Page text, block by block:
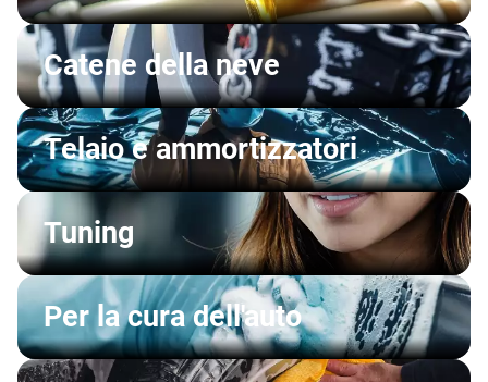
Catene della neve
Telaio e ammortizzatori
Tuning
Per la cura dell'auto